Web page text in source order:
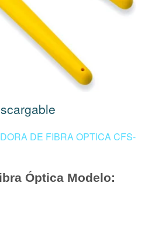
DE FIBRA OPTICA CFS-
Óptica Modelo: